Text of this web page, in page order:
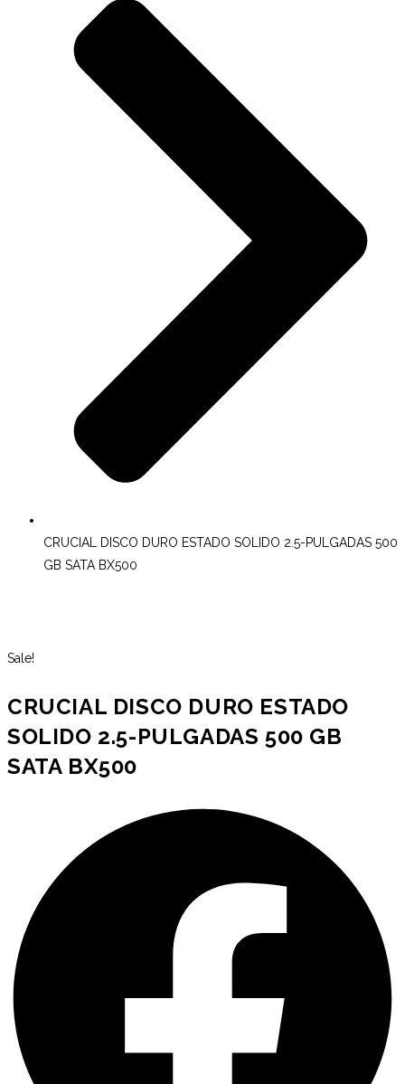
CRUCIAL DISCO DURO ESTADO SOLIDO 2.5-PULGADAS 500
GB SATA BX500
Sale!
CRUCIAL DISCO DURO ESTADO
SOLIDO 2.5-PULGADAS 500 GB
SATA BX500